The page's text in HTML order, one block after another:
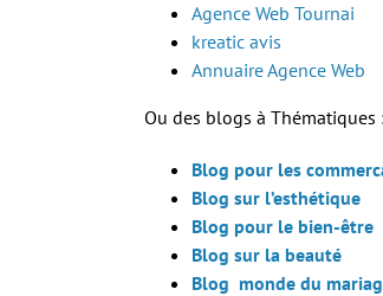
Agence Web Tournai
kreatic avis
Annuaire Agence Web
Ou des blogs à Thématiques
Blog pour les
Blog sur l’esthétique
Blog pour le bien-être
Blog sur la beauté
Blog monde du